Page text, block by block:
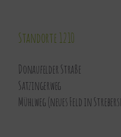
Standorte 1210
Donaufelder Straße
Satzingerweg
Mühlweg (neues Feld in